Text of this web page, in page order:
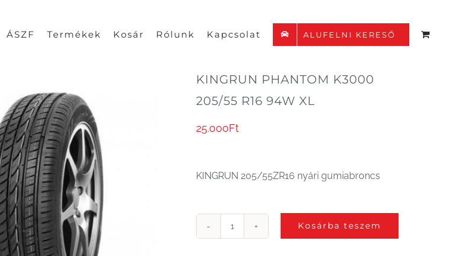
ÁSZF Termékek Kosár Rólunk Kapcsolat ALUFELNI KERESŐ
KINGRUN PHANTOM K3000
205/55 R16 94W XL
25.000Ft
KINGRUN 205/55ZR16 nyári gumiabroncs
KINGRUN
Kosárba teszem